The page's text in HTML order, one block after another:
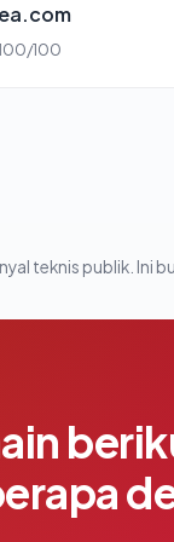
100
teknis publik. Ini